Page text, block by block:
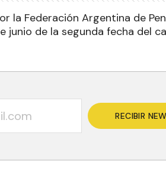
la Federación Argentina de
junio de la segunda fecha del
RECIBIR